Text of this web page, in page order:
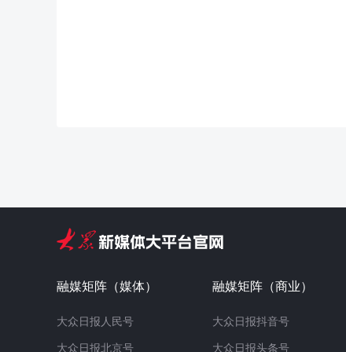
融媒矩阵（媒体）
大众日报人民号
大众日报北京号
融媒矩阵（商业）
大众日报抖音号
大众日报头条号